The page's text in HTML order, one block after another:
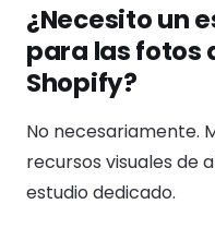
¿Necesito un
para las fotos
Shopify?
No necesariamente.
recursos visuales de
estudio dedicado.